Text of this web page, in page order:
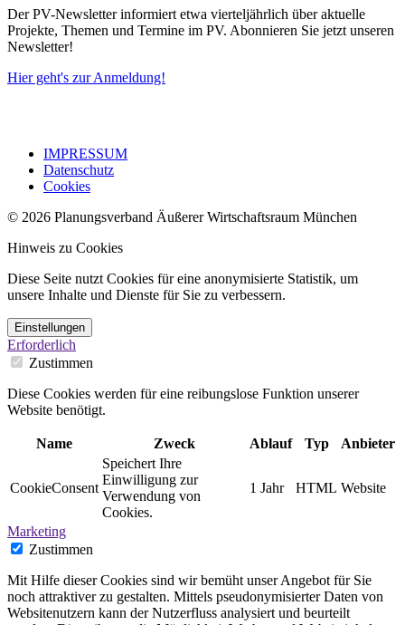
Der PV-Newsletter informiert etwa vierteljährlich über aktuelle
Projekte, Themen und Termine im PV. Abonnieren Sie jetzt unseren
Newsletter!
Hier geht's zur Anmeldung!
IMPRESSUM
Datenschutz
Cookies
© 2026 Planungsverband Äußerer Wirtschaftsraum München
Hinweis zu Cookies
Diese Seite nutzt Cookies für eine anonymisierte Statistik, um
unsere Inhalte und Dienste für Sie zu verbessern.
Einstellungen
Erforderlich
Zustimmen
Diese Cookies werden für eine reibungslose Funktion unserer
Website benötigt.
Name Zweck Ablauf Typ Anbieter
CookieConsent
Speichert Ihre
Einwilligung zur
Verwendung von
Cookies.
1 Jahr HTML Website
Marketing
Zustimmen
Mit Hilfe dieser Cookies sind wir bemüht unser Angebot für Sie
noch attraktiver zu gestalten. Mittels pseudonymisierter Daten von
Websitenutzern kann der Nutzerfluss analysiert und beurteilt